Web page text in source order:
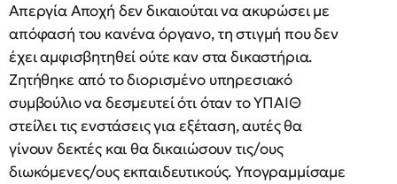
Απεργία Αποχή δεν δικαιούται να ακυρώσει με
απόφασή του κανένα όργανο, τη στιγμή που δεν
έχει αμφισβητηθεί ούτε καν στα δικαστήρια.
Ζητήθηκε από το διορισμένο υπηρεσιακό
συμβούλιο να δεσμευτεί ότι όταν το ΥΠΑΙΘ
στείλει τις ενστάσεις για εξέταση, αυτές θα
γίνουν δεκτές και θα δικαιώσουν τις/ους
διωκόμενες/ους εκπαιδευτικούς. Υπογραμμίσαμε